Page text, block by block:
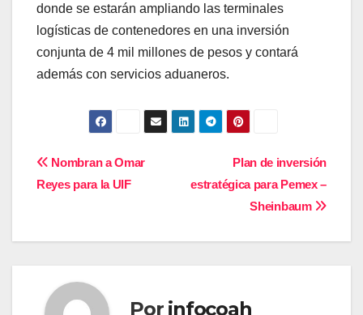
donde se estarán ampliando las terminales
logísticas de contenedores en una inversión
conjunta de 4 mil millones de pesos y contará
además con servicios aduaneros.
Navegación
de
entradas
Plan de inversión
estratégica para Pemex –
Sheinbaum
Nombran a Omar
Reyes para la UIF
Por infocoah